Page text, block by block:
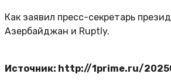
Как заявил пресс-секретарь
Азербайджан и Ruptly.
Источник: http://1prime.ru/